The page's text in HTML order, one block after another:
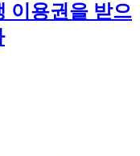
이용권을 받으